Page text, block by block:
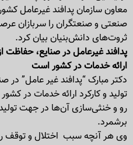
معاون سازمان پدافند غیرعامل
صنعتی و صنعتگران را سربازان
ثروت‌های دانش‌بنیان بیان کرد.
پدافند غیر‌عامل در صنایع، حفاظت
ارائه خدمات در کشور است
دکتر مبارک “پدافند غیر عامل” در
تولید و کارکرد ارائه خدمات در
رو و خنثی‌سازی آن‌ها در جهت
بر‌شمرد.
وی هر آنچه سبب اختلال و توقف